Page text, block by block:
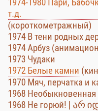
т.д.
(короткометражный)
1974 В тени родных
1974 Арбуз
1973 Чудаки
1972 Белые камни
1970 Мяч, перчатка и
1968
1968 Не горюй! | არ